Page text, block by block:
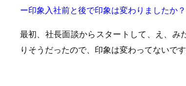
ー印象入社前と後で印象は変わりましたか？
最初、社長面談からスタートして、え、み
りそうだったので、印象は変わってないです